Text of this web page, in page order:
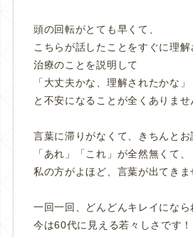
頭の回転がとても早くて、
こちらが話したことをすぐに理解
治療のことを説明して
「大丈夫かな、理解されたかな」
と不安になることが全くありませ
言葉に滞りがなくて、きちんとお
「あれ」「これ」が全然無くて、
私の方がよほど、言葉が出てきま
一回一回、どんどんキレイになら
今は60代に見える若々しさです！